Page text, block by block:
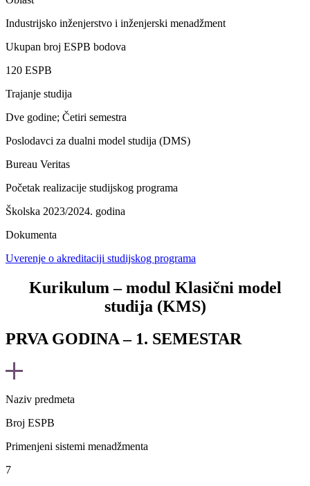
Industrijsko inženjerstvo i inženjerski menadžment
Ukupan broj ESPB bodova
120 ESPB
Trajanje studija
Dve godine; Četiri semestra
Poslodavci za dualni model studija (DMS)
Bureau Veritas
Početak realizacije studijskog programa
Školska 2023/2024. godina
Dokumenta
Uverenje o akreditaciji studijskog programa
Kurikulum – modul Klasični model
studija (KMS)
PRVA GODINA – 1. SEMESTAR
Naziv predmeta
Broj ESPB
Primenjeni sistemi menadžmenta
7